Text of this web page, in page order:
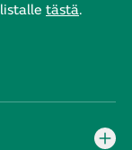
tästä.